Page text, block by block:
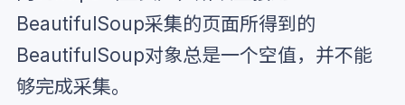
BeautifulSoup采集的页面所得到的
BeautifulSoup对象总是一个空值，并不能
够完成采集。